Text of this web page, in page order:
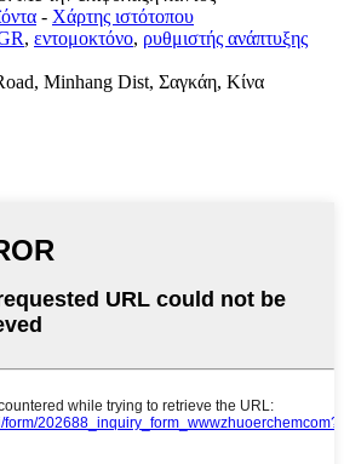
- Χάρτης ιστότοπου
, εντομοκτόνο, ρυθμιστής ανάπτυξης
Minhang Dist, Σαγκάη, Κίνα